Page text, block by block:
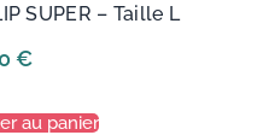
SUPER – Taille L
€
au panier